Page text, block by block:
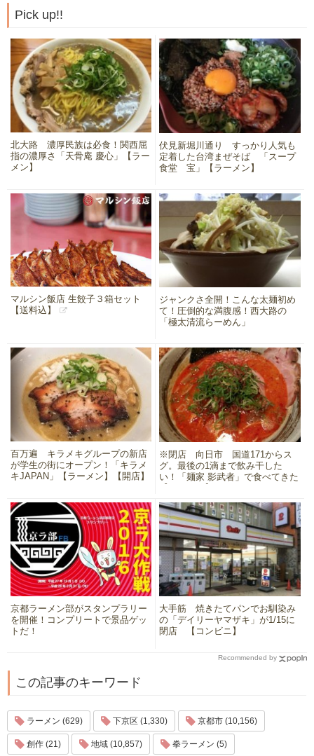
Pick up!!
北大路 濃厚民族は必食！関西屈
指の濃厚さ「天骨庵 慶心」【ラー
メン】
伏見新堀川通り すっかり人気も
定着した台湾まぜそば 「スープ
食堂 宝」【ラーメン】
マルシン飯店 生餃子３箱セット
【送料込】
ジャンクさ全開！こんな太麺初め
て！圧倒的な満腹感！西大路の
「極太清流らーめん」
百万遍 キラメキグループの新店
が学生の街にオープン！「キラメ
キJAPAN」【ラーメン】【開店】
※閉店 向日市 国道171からス
グ。最後の1滴まで飲み干した
い！「麺家 影武者」で食べてきた
【ラーメン】
京都ラーメン部がスタンプラリー
を開催！コンプリートで景品ゲッ
トだ！
大手筋 焼きたてパンでお馴染み
の「デイリーヤマザキ」が1/15に
閉店 【コンビニ】
Recommended by
この記事のキーワード
ラーメン (629) 下京区 (1,330) 京都市 (10,156)
創作 (21) 地域 (10,857) 拳ラーメン (5)